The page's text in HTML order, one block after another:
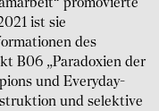
promovierte
ist sie
des
B06 „Paradoxien der
und Everyday-
und selektive